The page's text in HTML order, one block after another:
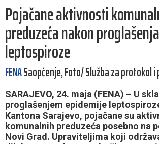
Pojačane aktivnosti
preduzeća nakon
leptospiroze
FENASaopćenje, Foto/ Služba za protokol i
SARAJEVO, 24. maja (FENA) – U
proglašenjem epidemije
Kantona Sarajevo, pojačane su
komunalnih preduzeća posebno na
Novi Grad. Upraviteljima koji